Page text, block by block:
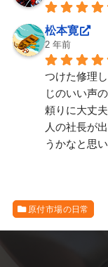
松本寛
2 年前
つけた修理
じのいい声
頼りに大丈
人の社長が
うかなと思
原付市場の日常